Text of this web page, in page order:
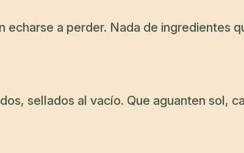
a perder. Nada de ingredientes
sellados al vacío. Que aguanten sol,